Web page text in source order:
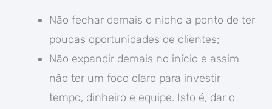
Não fechar demais o nicho a ponto de ter
poucas oportunidades de clientes;
Não expandir demais no início e assim
não ter um foco claro para investir
tempo, dinheiro e equipe. Isto é, dar o